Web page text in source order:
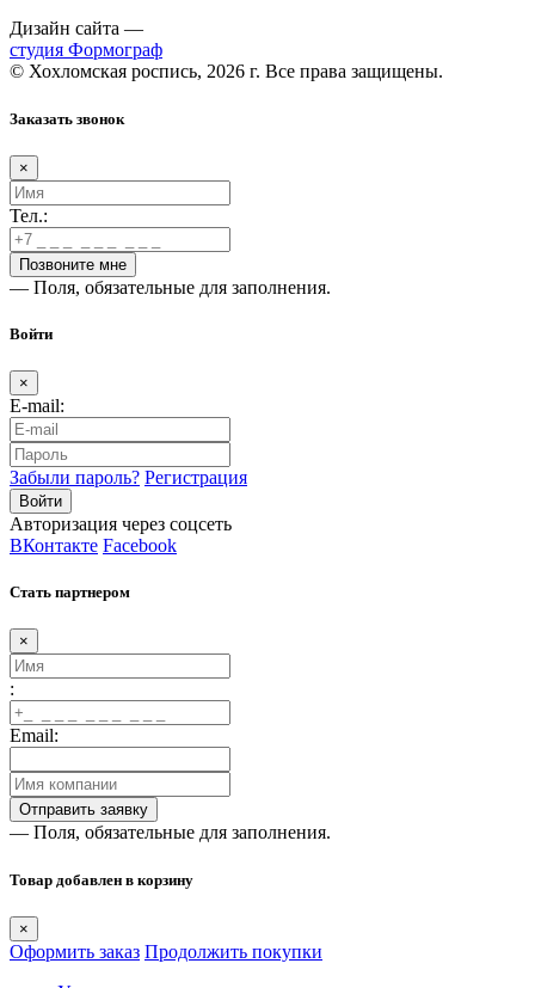
Дизайн сайта —
студия Формограф
© Хохломская роспись, 2026 г. Все права защищены.
Заказать звонок
×
Тел.:
— Поля, обязательные для заполнения.
Войти
×
E-mail:
Забыли пароль? Регистрация
Авторизация через соцсеть
ВКонтакте Facebook
Стать партнером
×
:
Email:
— Поля, обязательные для заполнения.
Товар добавлен в корзину
×
Оформить заказ Продолжить покупки